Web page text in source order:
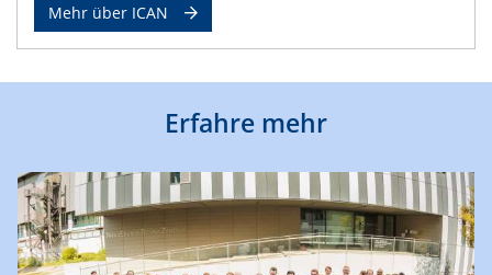
Mehr über ICAN
Erfahre mehr